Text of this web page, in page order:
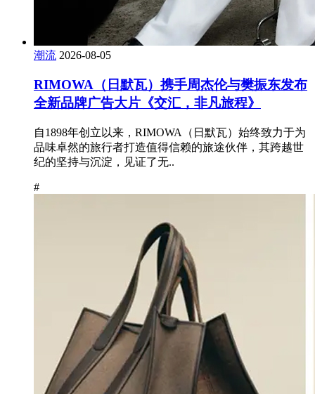
潮流 2026-08-05
RIMOWA（日默瓦）携手周杰伦与樊振东发布
全新品牌广告大片《交汇，非凡旅程》
自1898年创立以来，RIMOWA（日默瓦）始终致力于为
品味卓然的旅行者打造值得信赖的旅途伙伴，其跨越世
纪的坚持与沉淀，见证了无..
#